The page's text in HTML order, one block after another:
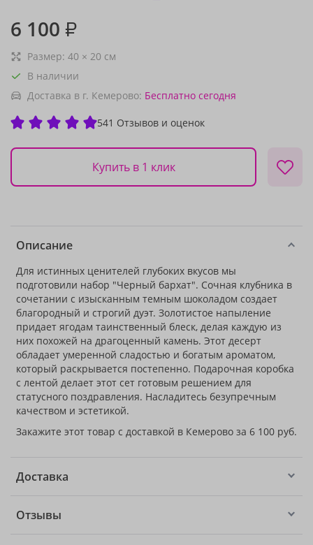
6 100 ₽
Размер: 40 × 20 см
В наличии
Доставка в г. Кемерово: Бесплатно сегодня
541 Отзывов и оценок
Купить в 1 клик
Описание
Для истинных ценителей глубоких вкусов мы
подготовили набор "Черный бархат". Сочная клубника в
сочетании с изысканным темным шоколадом создает
благородный и строгий дуэт. Золотистое напыление
придает ягодам таинственный блеск, делая каждую из
них похожей на драгоценный камень. Этот десерт
обладает умеренной сладостью и богатым ароматом,
который раскрывается постепенно. Подарочная коробка
с лентой делает этот сет готовым решением для
статусного поздравления. Насладитесь безупречным
качеством и эстетикой.
Закажите этот товар с доставкой в Кемерово за 6 100 руб.
Доставка
Отзывы